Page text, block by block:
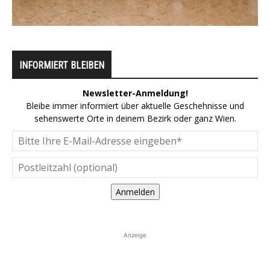
INFORMIERT BLEIBEN
Newsletter-Anmeldung!
Bleibe immer informiert über aktuelle Geschehnisse und
sehenswerte Orte in deinem Bezirk oder ganz Wien.
Anmelden
Anzeige